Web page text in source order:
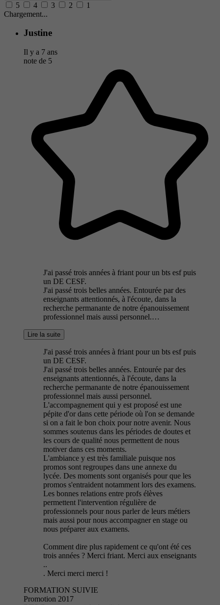
5 4 3 2
1
Chargement...
Justine
Il y a 7 ans
note de 5
J'ai passé trois années à friant pour un bts esf puis
un DE CESF.
J'ai passé trois belles années. Entourée par des
enseignants attentionnés, à l'écoute, dans la
recherche permanante de notre épanouissement
professionnel mais aussi personnel.…
Lire la suite
J'ai passé trois années à friant pour un bts esf puis
un DE CESF.
J'ai passé trois belles années. Entourée par des
enseignants attentionnés, à l'écoute, dans la
recherche permanante de notre épanouissement
professionnel mais aussi personnel.
L'accompagnement qui y est proposé est une
pépite d'or dans cette période où l'on se demande
si on a fait le bon choix pour notre avenir. Nous
sommes soutenus dans les périodes de doutes et
les cours de qualité nous permettent de nous
motiver dans ces moments.
L'ambiance y est très familiale puisque nos
promos sont regroupes dans une annexe du
lycée. Des moments sont organisés pour que les
promos s'entraident notamment lors des examens.
Les bonnes relations entre profs élèves
permettent l'intervention régulière de
professionnels pour nous parler de leurs métiers
mais aussi pour nous accompagner en stage ou
nous préparer aux examens.
Comment dire plus rapidement ce qu'ont été ces
trois années ? Merci friant. Merci aux enseignants
..
. Merci merci merci !
FORMATION SUIVIE
Promotion 2017